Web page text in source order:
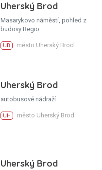
Uherský Brod
Masarykovo náměstí, pohled z
budovy Regio
UB město Uherský Brod
Uherský Brod
autobusové nádraží
UH město Uherský Brod
Uherský Brod